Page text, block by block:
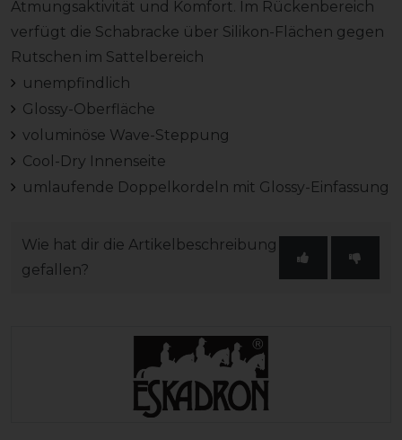
Atmungsaktivität und Komfort. Im Rückenbereich
verfügt die Schabracke über Silikon-Flächen gegen
Rutschen im Sattelbereich
unempfindlich
Glossy-Oberfläche
voluminöse Wave-Steppung
Cool-Dry Innenseite
umlaufende Doppelkordeln mit Glossy-Einfassung
Wie hat dir die Artikelbeschreibung
gefallen?